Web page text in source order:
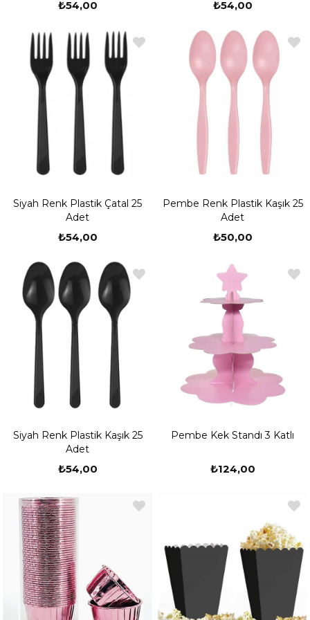
₺54,00 ₺54,00
Siyah Renk Plastik Çatal 25
Adet
₺54,00
Pembe Renk Plastik Kaşık 25
Adet
₺50,00
Siyah Renk Plastik Kaşık 25
Adet
₺54,00
Pembe Kek Standı 3 Katlı
₺124,00